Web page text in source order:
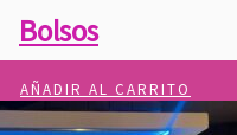
Bolsos
AÑADIR AL CARRITO